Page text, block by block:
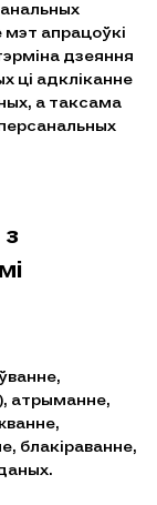
апрацоўкі
дзеяння
ці адкліканне
а таксама
атрыманне,
блакіраванне,